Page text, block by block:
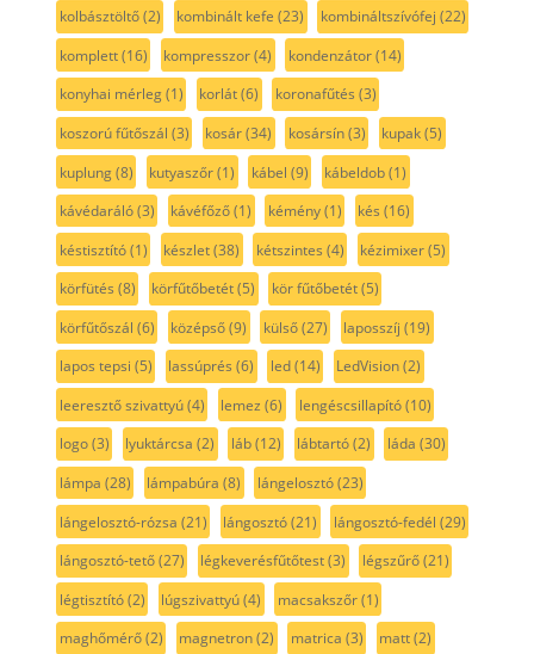
kolbásztöltő(2) kombinált kefe (23) kombináltszívófej (22)
komplett(16) kompresszor(4) kondenzátor(14)
konyhai mérleg(1) korlát(6) koronafűtés (3)
koszorú fűtőszál (3) kosár(34) kosársín(3) kupak(5)
kuplung(8) kutyaszőr(1) kábel (9) kábeldob(1)
kávédaráló(3) kávéfőző(1) kémény(1) kés (16)
késtisztító(1) készlet(38) kétszintes (4) kézimixer(5)
körfütés (8) körfűtőbetét(5) kör fűtőbetét(5)
körfűtőszál (6) középső(9) külső(27) laposszíj (19)
lapos tepsi (5) lassúprés (6) led(14) LedVision(2)
leeresztő szivattyú(4) lemez (6) lengéscsillapító(10)
logo(3) lyuktárcsa (2) láb(12) lábtartó(2) láda (30)
lámpa (28) lámpabúra (8) lángelosztó(23)
lángelosztó-rózsa (21) lángosztó(21) lángosztó-fedél (29)
lángosztó-tető(27) légkeverésfűtőtest(3) légszűrő(21)
légtisztító(2) lúgszivattyú(4) macsakszőr(1)
maghőmérő(2) magnetron(2) matrica (3) matt(2)